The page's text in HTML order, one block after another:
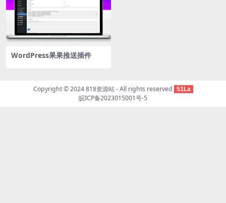
WordPress果果推送插件
Copyright © 2024818资源站- All rights reserved 51La
皖ICP备2023015001号-5